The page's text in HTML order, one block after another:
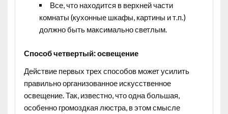
Все, что находится в верхней части
комнаты (кухонные шкафы, картины и т.п.)
должно быть максимально светлым.
Способ четвертый: освещение
Действие первых трех способов может усилить
правильно организованное искусственное
освещение. Так, известно, что одна большая,
особенно громоздкая люстра, в этом смысле